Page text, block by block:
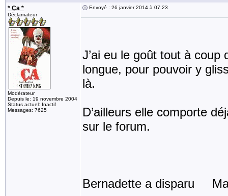
* Ça *
Déclamateur
Modérateur
Depuis le: 19 novembre 2004
Status actuel: Inactif
Messages: 7625
Envoyé : 26 janvier 2014 à 07:23
J’ai eu le goût tout à
longue, pour pouvoir y
là.
D’ailleurs elle comporte
sur le forum.
Bernadette a disparu